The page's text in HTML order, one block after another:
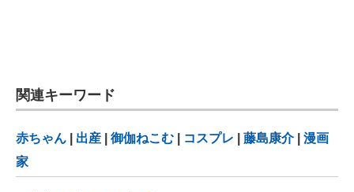
関連キーワード
赤ちゃん 出産 御伽ねこむ コスプレ 藤島康介| 漫画
家